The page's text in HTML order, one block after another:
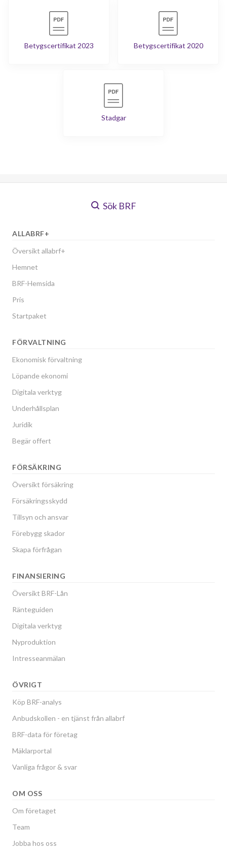
Betygscertifikat 2023 Betygscertifikat 2020
Stadgar
Sök BRF
ALLABRF+
Översikt allabrf+
Hemnet
BRF-Hemsida
Pris
Startpaket
FÖRVALTNING
Ekonomisk förvaltning
Löpande ekonomi
Digitala verktyg
Underhållsplan
Juridik
Begär offert
FÖRSÄKRING
Översikt försäkring
Försäkringsskydd
Tillsyn och ansvar
Förebygg skador
Skapa förfrågan
FINANSIERING
Översikt BRF-Lån
Ränteguiden
Digitala verktyg
Nyproduktion
Intresseanmälan
ÖVRIGT
Köp BRF-analys
Anbudskollen - en tjänst från allabrf
BRF-data för företag
Mäklarportal
Vanliga frågor & svar
OM OSS
Om företaget
Team
Jobba hos oss